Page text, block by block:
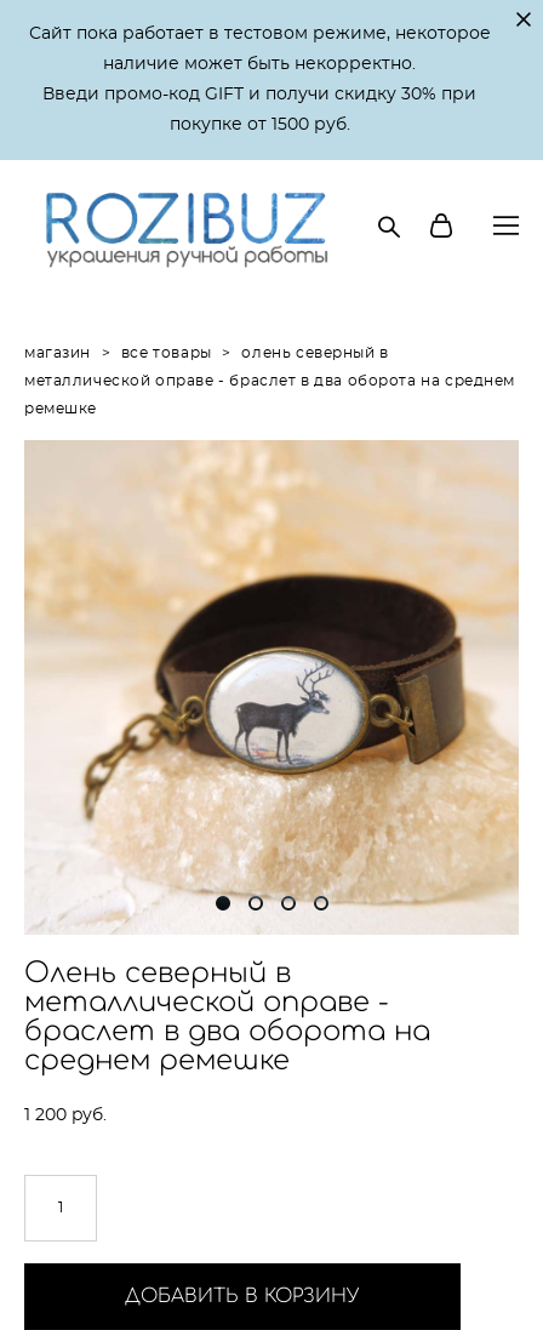
Сайт пока работает в тестовом режиме, некоторое
наличие может быть некорректно.
Введи промо-код GIFT и получи скидку 30% при
покупке от 1500 руб.
магазин > все товары > олень северный в
металлической оправе - браслет в два оборота на среднем
ремешке
Олень северный в
металлической оправе -
браслет в два оборота на
среднем ремешке
1 200 pуб.
ДОБАВИТЬ В КОРЗИНУ